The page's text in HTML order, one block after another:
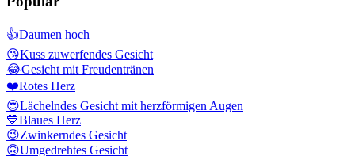
👍Daumen hoch
😘Kuss zuwerfendes Gesicht
😂Gesicht mit Freudentränen
❤️Rotes Herz
😍Lächelndes Gesicht mit herzförmigen Augen
💙Blaues Herz
😉Zwinkerndes Gesicht
🙃Umgedrehtes Gesicht